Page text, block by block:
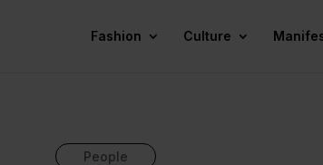
Fashion Culture
People